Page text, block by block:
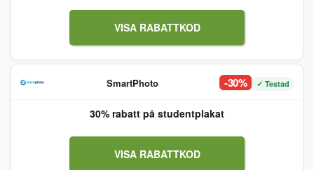
VISA RABATTKOD
SmartPhoto -30% ✓ Testad
30% rabatt på studentplakat
VISA RABATTKOD